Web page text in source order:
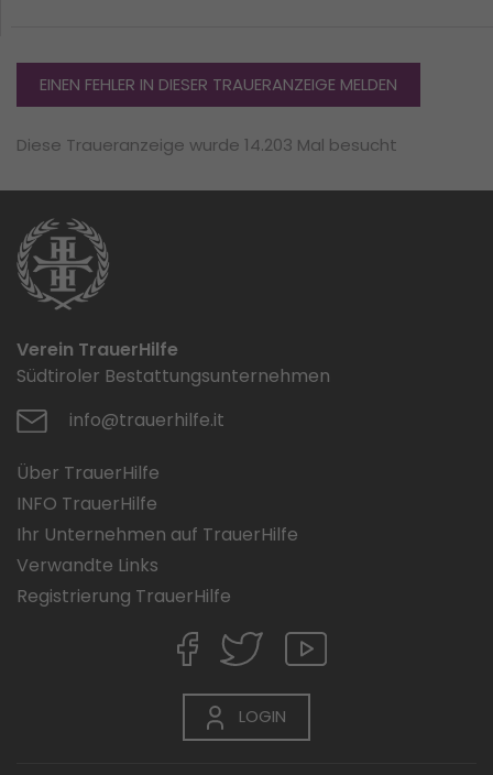
EINEN FEHLER IN DIESER TRAUERANZEIGE MELDEN
Diese Traueranzeige wurde 14.203 Mal besucht
Verein TrauerHilfe
Südtiroler Bestattungsunternehmen
info@trauerhilfe.it
Über TrauerHilfe
INFO TrauerHilfe
Ihr Unternehmen auf TrauerHilfe
Verwandte Links
Registrierung TrauerHilfe
LOGIN